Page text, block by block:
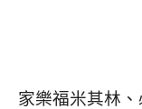
家樂福米其林